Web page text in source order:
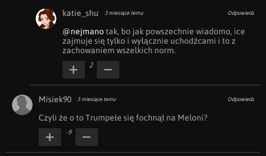
katie_shu 3 miesiące temu Odpowiedz
@nejmano tak, bo jak powszechnie wiadomo, ice
zajmuje się tylko i wyłącznie uchodźcami i to z
zachowaniem wszelkich norm.
2
Misiek90 3 miesiące temu Odpowiedz
Czyli że o to Trumpełe się fochnął na Meloni?
-9